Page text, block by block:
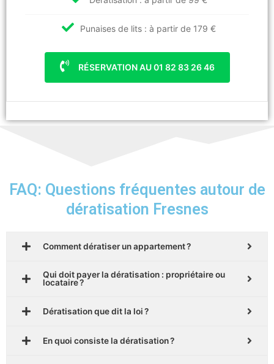
Punaises de lits : à partir de 179 €
RÉSERVATION AU 01 82 83 26 46
FAQ: Questions fréquentes autour de
dératisation Fresnes
Comment dératiser un appartement ?
Qui doit payer la dératisation : propriétaire ou
locataire ?
Dératisation que dit la loi ?
En quoi consiste la dératisation ?